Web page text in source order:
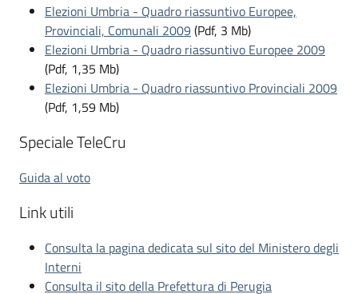
Elezioni Umbria - Quadro riassuntivo Europee,
Provinciali, Comunali 2009 (Pdf, 3 Mb)
Elezioni Umbria - Quadro riassuntivo Europee 2009
(Pdf, 1,35 Mb)
Elezioni Umbria - Quadro riassuntivo Provinciali 2009
(Pdf, 1,59 Mb)
Speciale TeleCru
Guida al voto
Link utili
Consulta la pagina dedicata sul sito del Ministero degli
Interni
Consulta il sito della Prefettura di Perugia